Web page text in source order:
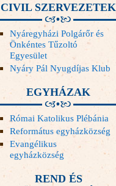
CIVIL SZERVEZETEK
Nyáregyházi Polgárőr és
Önkéntes Tűzoltó
Egyesület
Nyáry Pál Nyugdíjas Klub
EGYHÁZAK
Római Katolikus Plébánia
Református egyházközség
Evangélikus
egyházközség
REND ÉS